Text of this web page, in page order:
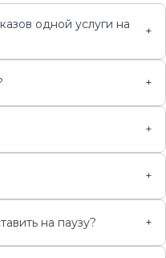
одной услуги на
+
+
+
+
на паузу? +